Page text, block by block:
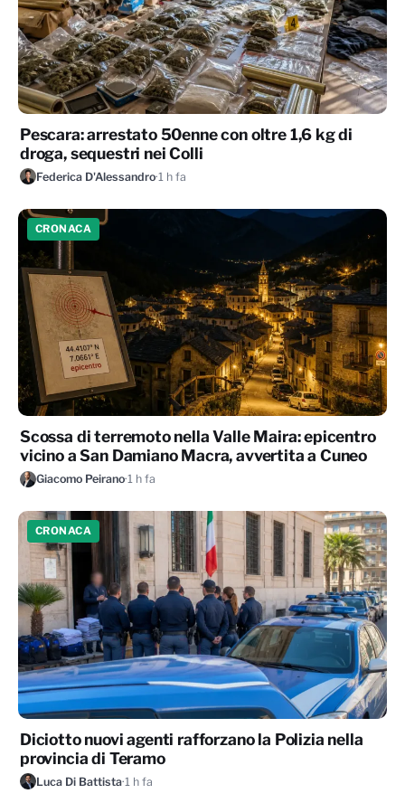
Pescara: arrestato 50enne con oltre 1,6 kg di
droga, sequestri nei Colli
Federica D'Alessandro·1 h fa
CRONACA
Scossa di terremoto nella Valle Maira: epicentro
vicino a San Damiano Macra, avvertita a Cuneo
Giacomo Peirano·1 h fa
CRONACA
Diciotto nuovi agenti rafforzano la Polizia nella
provincia di Teramo
Luca Di Battista·1 h fa